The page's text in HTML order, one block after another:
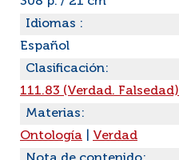
Idiomas :
Español
Clasificación:
111.83 (Verdad. Falsedad)
Materias:
Ontología
Verdad